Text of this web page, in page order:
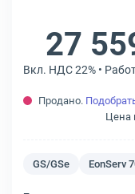
27
Вкл. НДС 22% •
Продано.
Цена
GS/GSe EonServ